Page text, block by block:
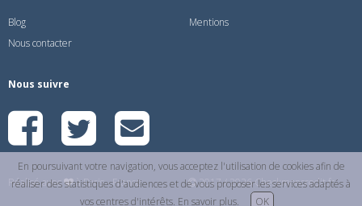
En poursuivant votre navigation, vous acceptez l'utilisation de cookies afin de
réaliser des statistiques d'audiences et de vous proposer les services adaptés à
vos centres d'intérêts. En savoir plus. OK
Blog
Mentions
Nous contacter
Nous suivre
Réalisé avec à Paris - France 2017 / 2026 Checkmoncredit.fr